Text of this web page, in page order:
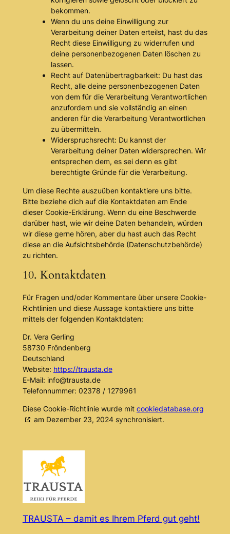
bekommen.
Wenn du uns deine Einwilligung zur
Verarbeitung deiner Daten erteilst, hast du das
Recht diese Einwilligung zu widerrufen und
deine personenbezogenen Daten löschen zu
lassen.
Recht auf Datenübertragbarkeit: Du hast das
Recht, alle deine personenbezogenen Daten
von dem für die Verarbeitung Verantwortlichen
anzufordern und sie vollständig an einen
anderen für die Verarbeitung Verantwortlichen
zu übermitteln.
Widerspruchsrecht: Du kannst der
Verarbeitung deiner Daten widersprechen. Wir
entsprechen dem, es sei denn es gibt
berechtigte Gründe für die Verarbeitung.
Um diese Rechte auszuüben kontaktiere uns bitte.
Bitte beziehe dich auf die Kontaktdaten am Ende
dieser Cookie-Erklärung. Wenn du eine Beschwerde
darüber hast, wie wir deine Daten behandeln, würden
wir diese gerne hören, aber du hast auch das Recht
diese an die Aufsichtsbehörde (Datenschutzbehörde)
zu richten.
10. Kontaktdaten
Für Fragen und/oder Kommentare über unsere Cookie-
Richtlinien und diese Aussage kontaktiere uns bitte
mittels der folgenden Kontaktdaten:
Dr. Vera Gerling
58730 Fröndenberg
Deutschland
Website: https://trausta.de
E-Mail: info@trausta.de
Telefonnummer: 02378 / 1279961
Diese Cookie-Richtlinie wurde mit cookiedatabase.org
am Dezember 23, 2024 synchronisiert.
TRAUSTA – damit es Ihrem Pferd gut geht!